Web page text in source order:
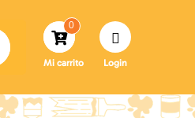
0
Mi carrito Login